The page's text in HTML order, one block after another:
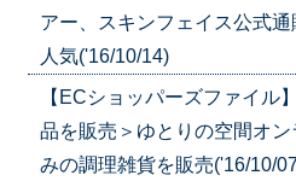
アー、スキンフェイス公式
人気('16/10/14)
【ECショッパーズファイ
品を販売＞ゆとりの空間オ
みの調理雑貨を販売('16/10/